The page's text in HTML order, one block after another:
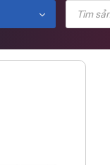
Tìm
kiếm
phẩm